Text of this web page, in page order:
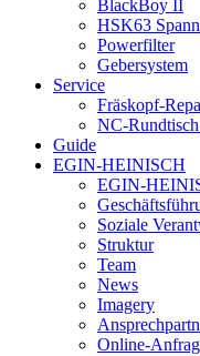
BlackBoy II
HSK63
Powerfilter
Gebersystem
Service
Fräskopf-
NC-
Guide
EGIN-HEINISCH
EGIN-
Soziale
Struktur
Team
News
Imagery
Online-